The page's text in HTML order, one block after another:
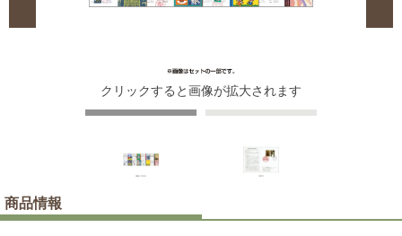
クリックすると画像が拡大されます
商品情報